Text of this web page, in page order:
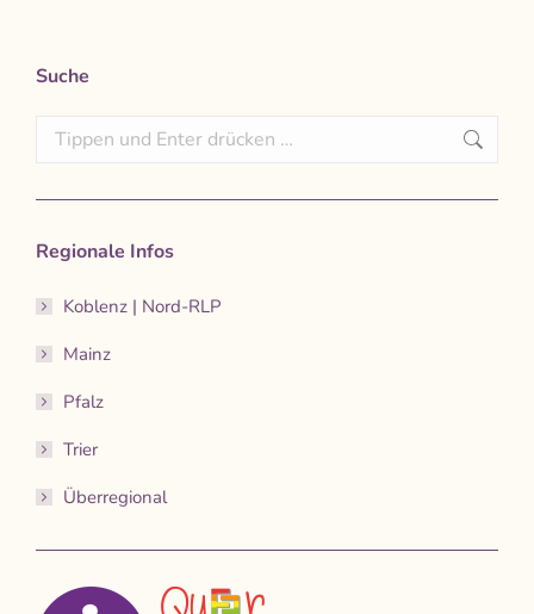
Suche
Search:
Regionale Infos
Koblenz | Nord-RLP
Mainz
Pfalz
Trier
Überregional